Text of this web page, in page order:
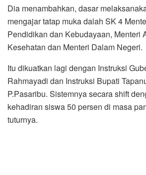
Dia menambahkan, dasar
mengajar tatap muka dalah SK 4
Pendidikan dan Kebudayaan, Menteri
Kesehatan dan Menteri Dalam Negeri.
Itu dikuatkan lagi dengan Instruksi
Rahmayadi dan Instruksi Bupati
P.Pasaribu. Sistemnya secara shift
kehadiran siswa 50 persen di masa
tuturnya.